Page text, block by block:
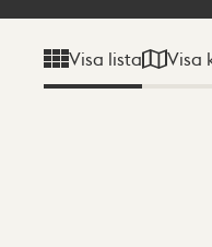
Visa lista Visa